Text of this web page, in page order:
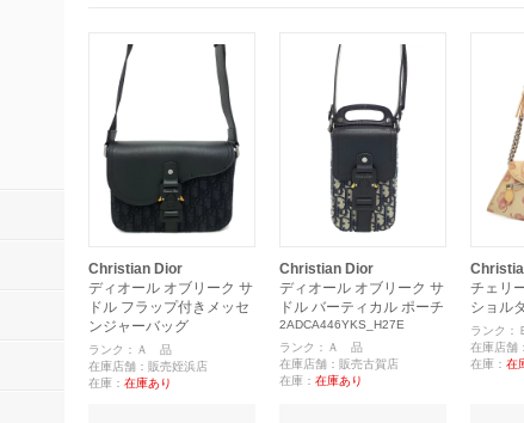
Christian Dior
ディオール オブリーク サ
ドル フラップ付きメッセ
ンジャーバッグ
ランク：Ａ 品
在庫店舗：販売姪浜店
在庫： 在庫あり
Christian Dior
ディオール オブリーク サ
ドル バーティカル ポーチ
2ADCA446YKS_H27E
ランク：Ａ 品
在庫店舗：販売古賀店
在庫： 在庫あり
チェリ
ショル
ランク：
在庫店舗
在庫： 在